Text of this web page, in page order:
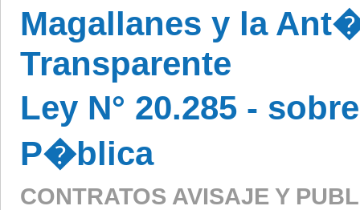
Magallanes y la
Transparente
Ley N° 20.285 -
P�blica
CONTRATOS AVISAJE Y